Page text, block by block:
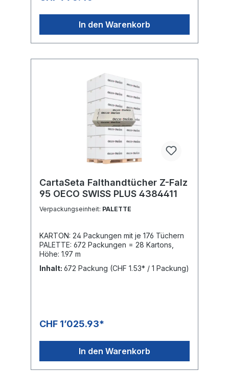
In den Warenkorb
CartaSeta Falthandtücher Z-Falz
95 OECO SWISS PLUS 4384411
Verpackungseinheit: PALETTE
KARTON: 24 Packungen mit je 176 Tüchern
PALETTE: 672 Packungen = 28 Kartons,
Höhe: 1.97 m
Inhalt: 672 Packung (CHF 1.53* / 1 Packung)
CHF 1’025.93*
In den Warenkorb